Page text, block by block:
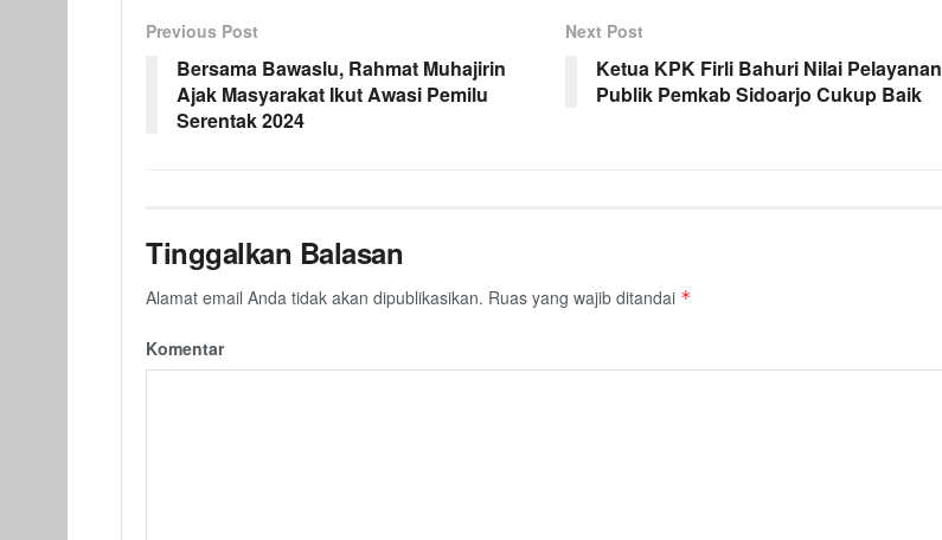
Previous Post
Bersama Bawaslu, Rahmat Muhajirin
Ajak Masyarakat Ikut Awasi Pemilu
Serentak 2024
Next Post
Ketua KPK Firli Bahuri Nilai Pelayanan
Publik Pemkab Sidoarjo Cukup Baik
Tinggalkan Balasan
Alamat email Anda tidak akan dipublikasikan. Ruas yang wajib ditandai *
Komentar